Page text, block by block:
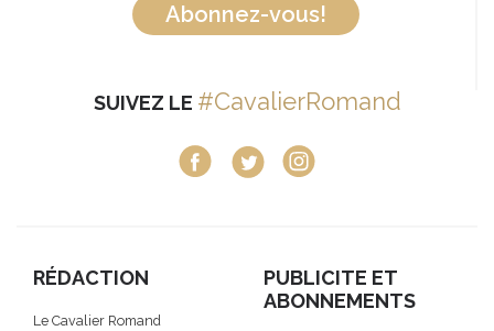
Abonnez-vous!
SUIVEZ LE #CavalierRomand
RÉDACTION
Le Cavalier Romand
PUBLICITE ET
ABONNEMENTS